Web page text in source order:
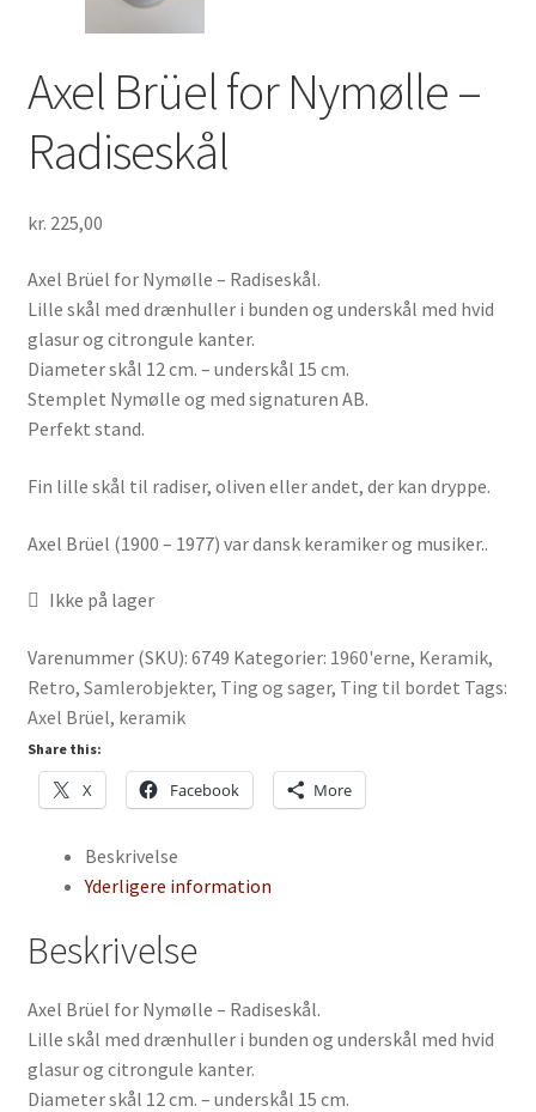
Axel Brüel for Nymølle –
Radiseskål
kr. 225,00
Axel Brüel for Nymølle – Radiseskål.
Lille skål med drænhuller i bunden og underskål med hvid
glasur og citrongule kanter.
Diameter skål 12 cm. – underskål 15 cm.
Stemplet Nymølle og med signaturen AB.
Perfekt stand.
Fin lille skål til radiser, oliven eller andet, der kan dryppe.
Axel Brüel (1900 – 1977) var dansk keramiker og musiker..
Ikke på lager
Varenummer (SKU): 6749 Kategorier: 1960'erne, Keramik,
Retro, Samlerobjekter, Ting og sager, Ting til bordet Tags:
Axel Brüel, keramik
Share this:
X Facebook More
Beskrivelse
Yderligere information
Beskrivelse
Axel Brüel for Nymølle – Radiseskål.
Lille skål med drænhuller i bunden og underskål med hvid
glasur og citrongule kanter.
Diameter skål 12 cm. – underskål 15 cm.